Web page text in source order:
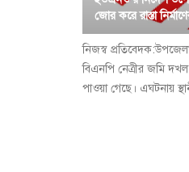
জোর করে রাস্তা
নিজস্ব
বিএনপি নেত্রীর জমি
পাওয়া গেছে। এঘটনায়